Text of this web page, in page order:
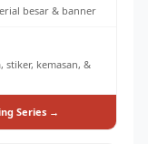
besar & banner
kemasan, &
Series →